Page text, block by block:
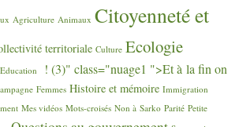
Agriculture Animaux Citoyenneté et
territoriale Culture Ecologie
Education
! (3)" class="nuage1 ">Et à la fin on
Femmes Histoire et mémoire Immigration
Mes vidéos Mots-croisés Non à Sarko Parité Petite